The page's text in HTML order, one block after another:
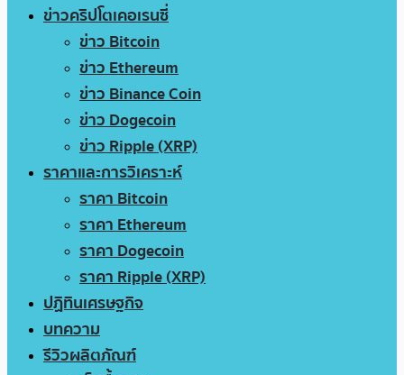
ข่าวคริปโตเคอเรนซี่
ข่าว Bitcoin
ข่าว Ethereum
ข่าว Binance Coin
ข่าว Dogecoin
ข่าว Ripple (XRP)
ราคาและการวิเคราะห์
ราคา Bitcoin
ราคา Ethereum
ราคา Dogecoin
ราคา Ripple (XRP)
ปฏิทินเศรษฐกิจ
บทความ
รีวิวผลิตภัณฑ์